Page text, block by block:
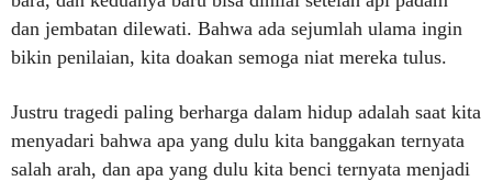
dan jembatan dilewati. Bahwa ada sejumlah ulama ingin
bikin penilaian, kita doakan semoga niat mereka tulus.
Justru tragedi paling berharga dalam hidup adalah saat kita
menyadari bahwa apa yang dulu kita banggakan ternyata
salah arah, dan apa yang dulu kita benci ternyata menjadi